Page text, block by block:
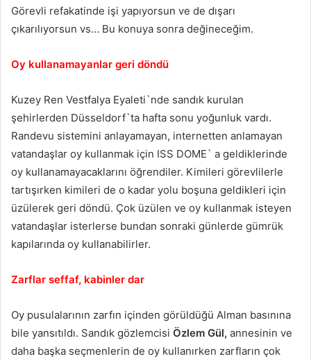
Görevli refakatinde işi yapıyorsun ve de dışarı
çıkarılıyorsun vs… Bu konuya sonra değineceğim.
Oy kullanamayanlar geri döndü
Kuzey Ren Vestfalya Eyaleti`nde sandık kurulan
şehirlerden Düsseldorf`ta hafta sonu yoğunluk vardı.
Randevu sistemini anlayamayan, internetten anlamayan
vatandaşlar oy kullanmak için ISS DOME` a geldiklerinde
oy kullanamayacaklarını öğrendiler. Kimileri görevlilerle
tartışırken kimileri de o kadar yolu boşuna geldikleri için
üzülerek geri döndü. Çok üzülen ve oy kullanmak isteyen
vatandaşlar isterlerse bundan sonraki günlerde gümrük
kapılarında oy kullanabilirler.
Zarflar seffaf, kabinler dar
Oy pusulalarının zarfın içinden görüldüğü Alman basınına
bile yansıtıldı. Sandık gözlemcisi Özlem Gül, annesinin ve
daha başka seçmenlerin de oy kullanırken zarfların çok